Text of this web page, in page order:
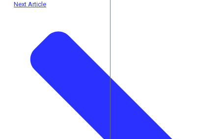
Next Article